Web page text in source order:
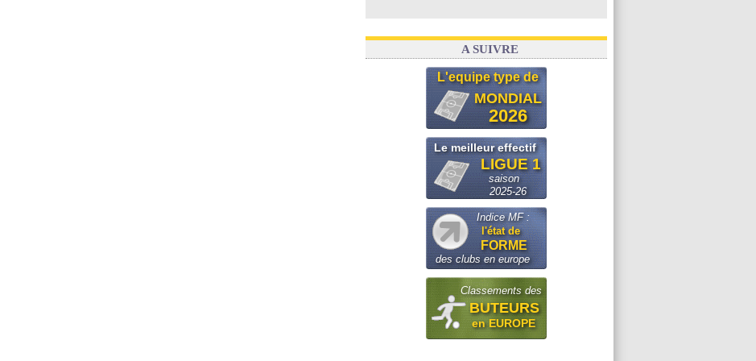
A SUIVRE
L'equipe type de
MONDIAL
2026
Le meilleur effectif
LIGUE 1
saison
2025-26
Indice MF :
l'état de
FORME
des clubs en europe
Classements des
BUTEURS
en EUROPE